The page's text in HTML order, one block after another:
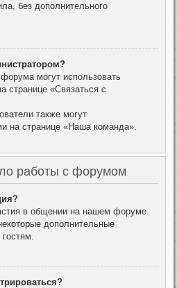
без дополнительного
могут использовать
странице «Связаться с
также могут
на странице «Наша команда».
работы с форумом
в общении на нашем форуме.
дополнительные